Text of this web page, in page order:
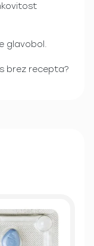
glavobol.
brez recepta?